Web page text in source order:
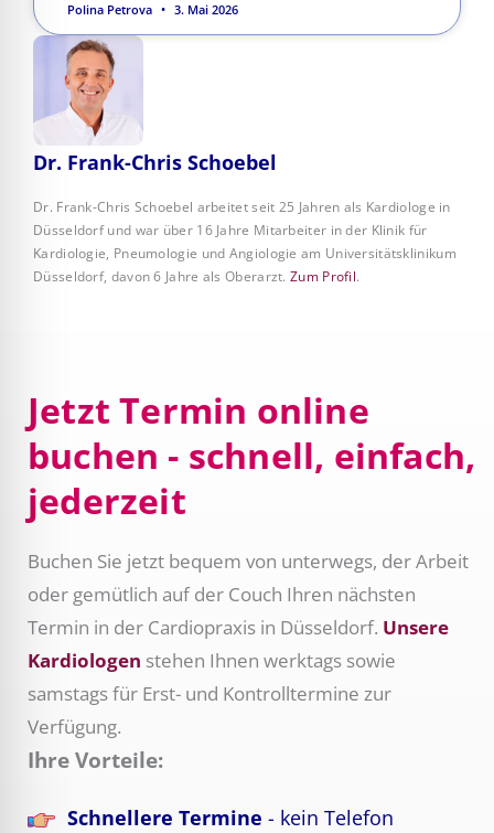
Dr. Frank-Chris Schoebel
Dr. Frank-Chris Schoebel arbeitet seit 25 Jahren als Kardiologe in
Düsseldorf und war über 16 Jahre Mitarbeiter in der Klinik für
Kardiologie, Pneumologie und Angiologie am Universitätsklinikum
Düsseldorf, davon 6 Jahre als Oberarzt.Zum Profil.
Polina Petrova 3. Mai 2026
Jetzt Termin online
buchen - schnell, einfach,
jederzeit
Buchen Sie jetzt bequem von unterwegs, der Arbeit
oder gemütlich auf der Couch Ihren nächsten
Termin in der Cardiopraxis in Düsseldorf. Unsere
Kardiologen stehen Ihnen werktags sowie
samstags für Erst- und Kontrolltermine zur
Verfügung.
Ihre Vorteile:
Schnellere Termine- kein Telefon